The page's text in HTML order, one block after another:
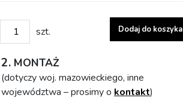
MONTAŻ
(dotyczy woj. mazowieckiego, inne
województwa – prosimy o kontakt)
ilość Dostosuj wzór do swoich potrzeb
szt. Dodaj do koszyka